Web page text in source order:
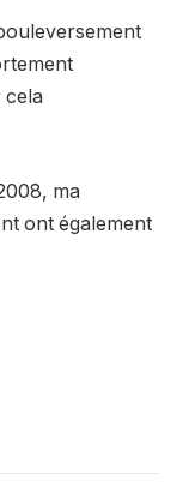
cela
ma
ont également